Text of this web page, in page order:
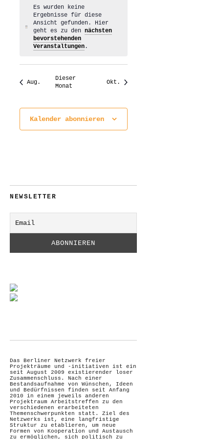
Hinweis
Es wurden keine
Ergebnisse für diese
Ansicht gefunden. Hier
geht es zu dennächsten
bevorstehenden
Veranstaltungen .
Aug.
Dieser
Monat
Okt.
Kalender abonnieren
NEWSLETTER
Das Berliner Netzwerk freier
Projekträume und -initiativen ist ein
seit August 2009 existierender loser
Zusammenschluss. Nach einer
Bestandsaufnahme von Wünschen, Ideen
und Bedürfnissen finden seit Anfang
2010 in einem jeweils anderen
Projektraum Arbeitstreffen zu den
verschiedenen erarbeiteten
Themenschwerpunkten statt. Ziel des
Netzwerks ist, eine langfristige
Struktur zu etablieren, um neue
Formen von Kooperation und Austausch
zu ermöglichen, sich politisch zu